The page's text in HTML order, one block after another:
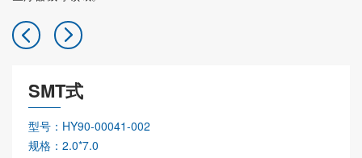
SMT式
型号：HY90-00041-002
规格：2.0*7.0